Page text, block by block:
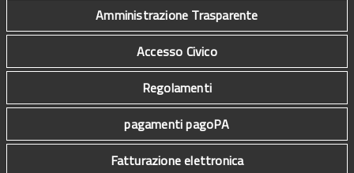
Amministrazione Trasparente
Accesso Civico
Regolamenti
pagamenti pagoPA
Fatturazione elettronica